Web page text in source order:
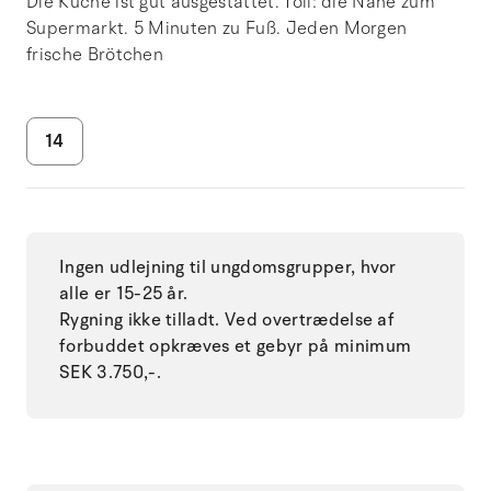
Supermarkt. 5 Minuten zu Fuß. Jeden Morgen
frische Brötchen
14
Ingen udlejning til ungdomsgrupper, hvor
alle er 15-25 år.
Rygning ikke tilladt. Ved overtrædelse af
forbuddet opkræves et gebyr på minimum
SEK 3.750,-.